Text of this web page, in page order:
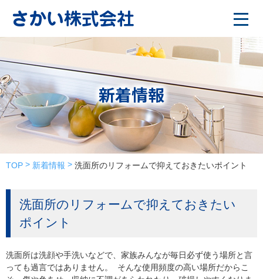
新着情報
TOP 新着情報 洗面所のリフォームで抑えておきたいポイント
洗面所のリフォームで抑えておきたい
ポイント
洗面所は洗顔や手洗いなどで、家族みんなが毎日必ず使う場所と言
っても過言ではありません。 そんな使用頻度の高い場所だからこ